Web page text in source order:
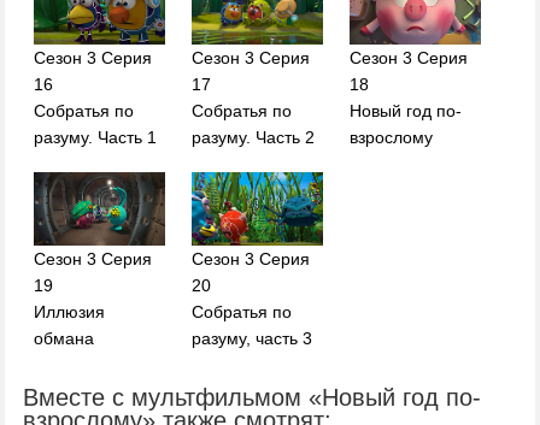
Сезон 3 Серия
16
Собратья по
разуму. Часть 1
Сезон 3 Серия
17
Собратья по
разуму. Часть 2
Сезон 3 Серия
18
Новый год по-
взрослому
Сезон 3 Серия
19
Иллюзия
обмана
Сезон 3 Серия
20
Собратья по
разуму, часть 3
Вместе с мультфильмом «Новый год по-